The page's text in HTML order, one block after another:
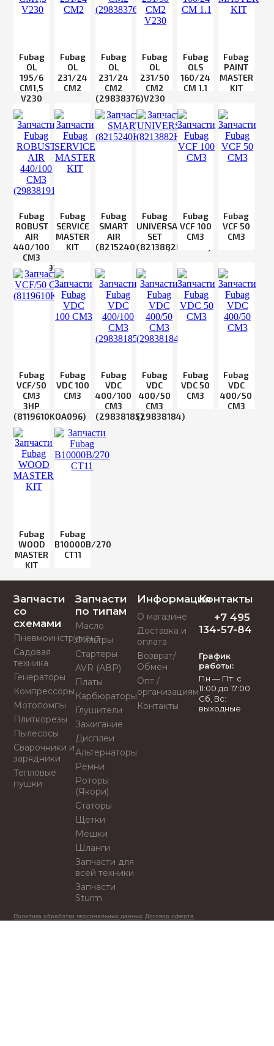
Fubag
OL
195/6
CM1,5
V230
Fubag
OL
231/24
CM2
Fubag
OL
231/24
CM2
(29838376)
Fubag
OL
231/50
CM2
V230
Fubag
OLS
160/24
CM 1.1
Fubag
PAINT
MASTER
KIT
Fubag
ROBUST
AIR
440/100
CM3
(29838191)
Fubag
SERVICE
MASTER
KIT
Fubag
SMART
AIR
(8215240KOA650)
Fubag
UNIVERSAL
SET
(8213882KOA627)
Fubag
VCF 100
СМ3
Fubag
VCF 50
СМ3
Fubag
VCF/50
CM3
3HP
(8119610KOA096)
Fubag
VDC 100
CM3
Fubag
VDC
400/100
CM3
(29838185)
Fubag
VDC
400/50
CM3
(29838184)
Fubag
VDC 50
CM3
Fubag
VDС
400/50
CM3
Fubag
WOOD
MASTER
KIT
Fubag
В10000В/270
СТ11
Запчасти
со
схемами
Пневмоинструмент
Садовая
техника
Генераторы
Компрессоры
Мотопомпы
Плиткорезы
Пылесосы
Сварочники и
зарядники
Тепловые
пушки
Запчасти
по типам
Масло
Фильтры
Стартеры
AVR (АВР)
Платы
Карбюраторы
Глушители
Зажигание
Дисплеи
Альтернаторы
Ремни
Роторы
(Якори)
Статоры
Щетки
Мешки
Шланги
Запчасти для
всей техники
Запчасти
Sturm
Информация
О магазине
Доставка и
оплата
Возврат/
Обмен
Опт /
организациям
Контакты
Контакты
+7 495
134-57-84
График
работы:
Пн — Пт: с
11:00 до 17:00
Сб, Вс:
выходные
Политика обработки персональных данных Договор оферта